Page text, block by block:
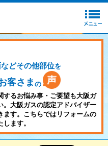
どその他部位を
客さま の
するお悩み事・ご要望も大阪ガ
。大阪ガスの認定アドバイザー
ます。こちらではリフォームの
ます。